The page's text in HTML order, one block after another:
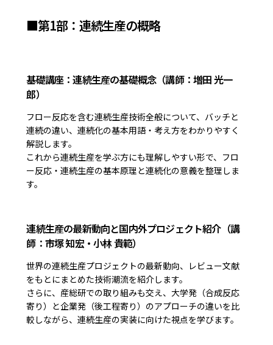
■第1部：連続生産の概略
基礎講座：連続生産の基礎概念（講師：増田 光一
郎）
フロー反応を含む連続生産技術全般について、バッチと
連続の違い、連続化の基本用語・考え方をわかりやすく
解説します。
これから連続生産を学ぶ方にも理解しやすい形で、フロ
ー反応・連続生産の基本原理と連続化の意義を整理しま
す。
連続生産の最新動向と国内外プロジェクト紹介（講
師：市塚 知宏・小林 貴範）
世界の連続生産プロジェクトの最新動向、レビュー文献
をもとにまとめた技術潮流を紹介します。
さらに、産総研での取り組みも交え、大学発（合成反応
寄り）と企業発（後工程寄り）のアプローチの違いを比
較しながら、連続生産の実装に向けた視点を学びます。